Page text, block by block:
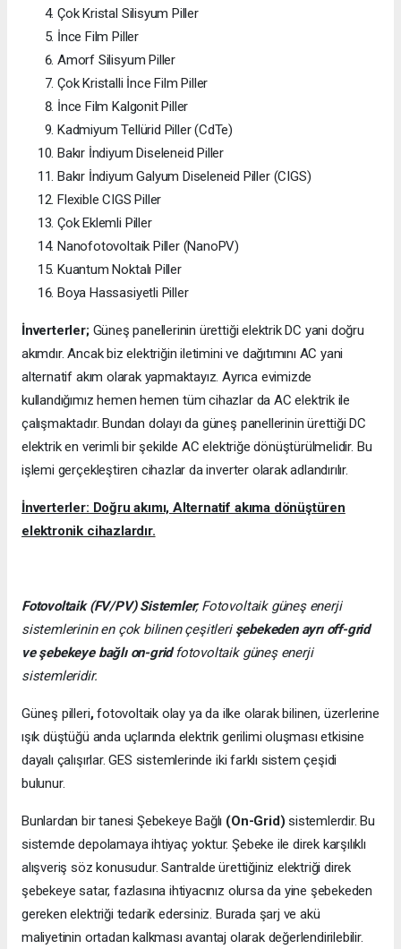
Çok Kristal Silisyum Piller
İnce Film Piller
Amorf Silisyum Piller
Çok Kristalli İnce Film Piller
İnce Film Kalgonit Piller
Kadmiyum Tellürid Piller (CdTe)
Bakır İndiyum Diseleneid Piller
Bakır İndiyum Galyum Diseleneid Piller (CIGS)
Flexible CIGS Piller
Çok Eklemli Piller
Nanofotovoltaik Piller (NanoPV)
Kuantum Noktalı Piller
Boya Hassasiyetli Piller
İnverterler;Güneş panellerinin ürettiği elektrik DC yani doğru
akımdır. Ancak biz elektriğin iletimini ve dağıtımını AC yani
alternatif akım olarak yapmaktayız. Ayrıca evimizde
kullandığımız hemen hemen tüm cihazlar da AC elektrik ile
çalışmaktadır. Bundan dolayı da güneş panellerinin ürettiği DC
elektrik en verimli bir şekilde AC elektriğe dönüştürülmelidir. Bu
işlemi gerçekleştiren cihazlar da inverter olarak adlandırılır.
İnverterler: Doğru akımı, Alternatif akıma dönüştüren
elektronik cihazlardır.
Fotovoltaik (FV/PV) Sistemler; Fotovoltaik güneş enerji
sistemlerinin en çok bilinen çeşitleri şebekeden ayrı off-grid
ve şebekeye bağlı on-gridfotovoltaik güneş enerji
sistemleridir.
Güneş pilleri,fotovoltaik olay ya da ilke olarak bilinen, üzerlerine
ışık düştüğü anda uçlarında elektrik gerilimi oluşması etkisine
dayalı çalışırlar. GES sistemlerinde iki farklı sistem çeşidi
bulunur.
Bunlardan bir tanesi Şebekeye Bağlı (On-Grid) sistemlerdir. Bu
sistemde depolamaya ihtiyaç yoktur. Şebeke ile direk karşılıklı
alışveriş söz konusudur. Santralde ürettiğiniz elektriği direk
şebekeye satar, fazlasına ihtiyacınız olursa da yine şebekeden
gereken elektriği tedarik edersiniz. Burada şarj ve akü
maliyetinin ortadan kalkması avantaj olarak değerlendirilebilir.